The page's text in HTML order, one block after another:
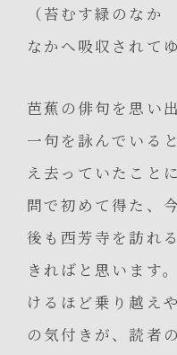
（苔むす緑のな
なかへ吸収されてゆ
芭蕉の俳句を思い
一句を詠んでいる
え去っていたこと
問で初めて得た、
後も西芳寺を訪れ
きればと思います
けるほど乗り越え
の気付きが、読者